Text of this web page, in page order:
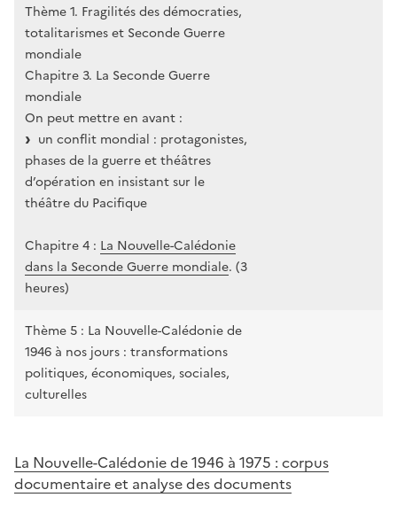
Thème 1. Fragilités des démocraties,
totalitarismes et Seconde Guerre
mondiale
Chapitre 3. La Seconde Guerre
mondiale
On peut mettre en avant :
un conflit mondial : protagonistes,
phases de la guerre et théâtres
d’opération en insistant sur le
théâtre du Pacifique
Chapitre 4 : La Nouvelle-Calédonie
dans la Seconde Guerre mondiale. (3
heures)
Thème 5 : La Nouvelle-Calédonie de
1946 à nos jours : transformations
politiques, économiques, sociales,
culturelles
La Nouvelle-Calédonie de 1946 à 1975 : corpus
documentaire et analyse des documents